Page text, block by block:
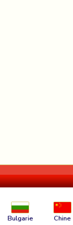
Bulgarie Chine